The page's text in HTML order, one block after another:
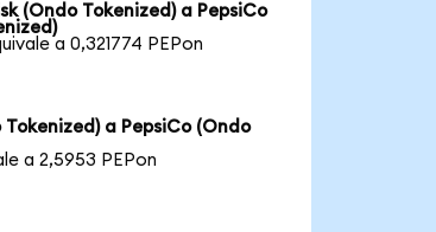
(Ondo Tokenized) a PepsiCo
a 0,321774 PEPon
a PepsiCo (Ondo
a 2,5953 PEPon